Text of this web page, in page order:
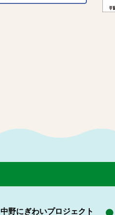
中野にぎわいプロジェクト